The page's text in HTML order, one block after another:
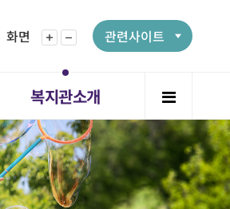
화면
화면확대
화면축소
관련사이트
복지관소개 전체메